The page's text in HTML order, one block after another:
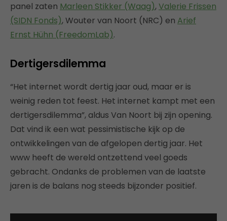
panel zaten Marleen Stikker (Waag),Valerie Frissen
(SIDN Fonds), Wouter van Noort (NRC) en Arief
Ernst Hühn (FreedomLab).
Dertigersdilemma
“Het internet wordt dertig jaar oud, maar er is
weinig reden tot feest. Het internet kampt met een
dertigersdilemma”, aldus Van Noort bij zijn opening.
Dat vind ik een wat pessimistische kijk op de
ontwikkelingen van de afgelopen dertig jaar. Het
www heeft de wereld ontzettend veel goeds
gebracht. Ondanks de problemen van de laatste
jaren is de balans nog steeds bijzonder positief.